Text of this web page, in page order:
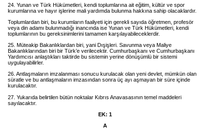
24. Yunan ve Türk Hükümetleri, kendi toplumlarına ait eğitim, kültür ve spor
kurumlarına ve hayır işlerine mali yardımda bulunma hakkına sahip olacaklardır.
Toplumlardan biri, bu kurumların faaliyeti için gerekli sayıda öğretmen, profesör
veya din adamı bulunmadığı inancında ise Yunan ve Türk Hükümetleri, kendi
toplumlarının bu gereksinimlerini tamamen karşılayabileceklerdir.
25. Müteakip Bakanlıklardan biri, yani Dışişleri. Savunma veya Maliye
Bakanlıklarından biri bir Türk’e verilecektir. Cumhurbaşkanı ve Cumhurbaşkanı
Yardımcısı anlaştıkları taktirde bu sistemin yerine dönüşümlü bir sistemi
uygulayabilirler.
26. Antlaşmaların imzalanması sonucu kurulacak olan yeni devlet, mümkün olan
süratle ve bu antlaşmaların imzasından sonra üç ayı aşmayan bir süre içinde
kurulacaktır.
27. Yukarıda belirtilen bütün noktalar Kıbrıs Anavasasının temel maddeleri
sayılacaktır.
EK: 1
A